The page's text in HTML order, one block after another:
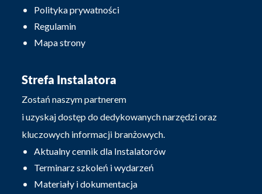
Polityka prywatności
Regulamin
Mapa strony
Strefa Instalatora
Zostań naszym partnerem
i uzyskaj dostęp do dedykowanych narzędzi oraz
kluczowych informacji branżowych.
Aktualny cennik dla Instalatorów
Terminarz szkoleń i wydarzeń
Materiały i dokumentacja